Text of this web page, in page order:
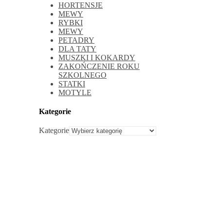
HORTENSJE
MEWY
RYBKI
MEWY
PETADRY
DLA TATY
MUSZKI I KOKARDY
ZAKOŃCZENIE ROKU
SZKOLNEGO
STATKI
MOTYLE
Kategorie
Kategorie